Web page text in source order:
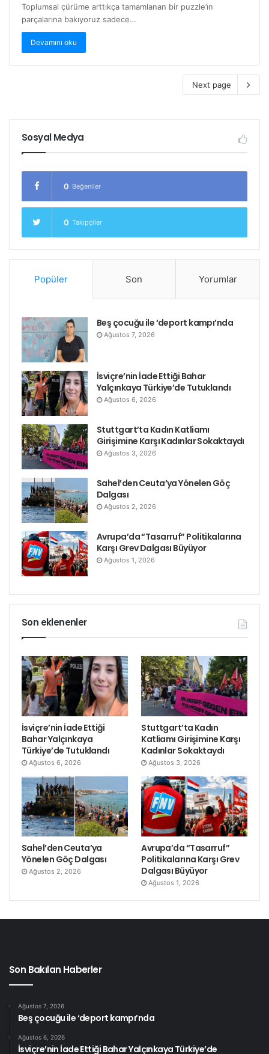
Toplumsal çürüme arttıkça tamamlanan bir puzzle’ın
parçalarına bakıyoruz sadece…
Devamını oku
Next page
Sosyal Medya
0 Beğeniler
0 Takipçiler
Popüler Son Yorumlar
Beş çocuğu ile ‘deport kampı’nda
Ağustos 7, 2026
İsviçre’nin İade Ettiği Bahar
Yalçınkaya Türkiye’de Tutuklandı
Ağustos 6, 2026
Stuttgart’ta Kadın Katliamı
Girişimine Karşı Kadınlar Sokaktaydı
Ağustos 3, 2026
Sahel’den Ceuta’ya Yönelen Göç
Dalgası
Ağustos 2, 2026
Avrupa’da “Tasarruf” Politikalarına
Karşı Grev Dalgası Büyüyor
Ağustos 1, 2026
Son eklenenler
İsviçre’nin İade Ettiği
Bahar Yalçınkaya
Türkiye’de Tutuklandı
Ağustos 6, 2026
Stuttgart’ta Kadın
Katliamı Girişimine Karşı
Kadınlar Sokaktaydı
Ağustos 3, 2026
Sahel’den Ceuta’ya
Yönelen Göç Dalgası
Ağustos 2, 2026
Avrupa’da “Tasarruf”
Politikalarına Karşı Grev
Dalgası Büyüyor
Ağustos 1, 2026
Son Bakılan Haberler
Ağustos 7, 2026
Beş çocuğu ile ‘deport kampı’nda
Ağustos 6, 2026
İsviçre’nin İade Ettiği Bahar Yalçınkaya Türkiye’de